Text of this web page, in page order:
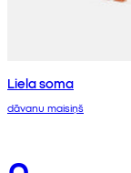
Liela soma
dāvanu maisiņš